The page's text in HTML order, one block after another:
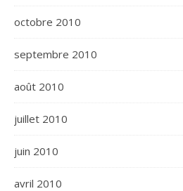
octobre 2010
septembre 2010
août 2010
juillet 2010
juin 2010
avril 2010